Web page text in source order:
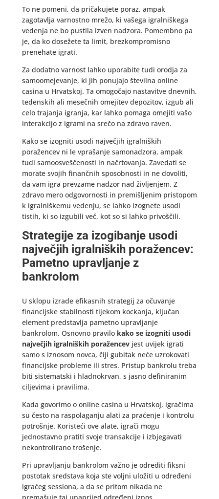
To ne pomeni, da pričakujete poraz, ampak
zagotavlja varnostno mrežo, ki vašega igralniškega
vedenja ne bo pustila izven nadzora. Pomembno pa
je, da ko dosežete ta limit, brezkompromisno
prenehate igrati.
Za dodatno varnost lahko uporabite tudi orodja za
samoomejevanje, ki jih ponujajo številna online
casina u Hrvatskoj. Ta omogočajo nastavitve dnevnih,
tedenskih ali mesečnih omejitev depozitov, izgub ali
celo trajanja igranja, kar lahko pomaga omejiti vašo
interakcijo z igrami na srečo na zdravo raven.
Kako se izogniti usodi največjih igralniških
poražencev ni le vprašanje samonadzora, ampak
tudi samoosveščenosti in načrtovanja. Zavedati se
morate svojih finančnih sposobnosti in ne dovoliti,
da vam igra prevzame nadzor nad življenjem. Z
zdravo mero odgovornosti in premišljenim pristopom
k igralniškemu vedenju, se lahko izognete usodi
tistih, ki so izgubili več, kot so si lahko privoščili.
Strategije za izogibanje usodi
največjih igralniških poražencev:
Pametno upravljanje z
bankrolom
U sklopu izrade efikasnih strategij za očuvanje
financijske stabilnosti tijekom kockanja, ključan
element predstavlja pametno upravljanje
bankrolom. Osnovno pravilo kako se izogniti usodi
največjih igralniških poražencevjest uvijek igrati
samo s iznosom novca, čiji gubitak neće uzrokovati
financijske probleme ili stres. Pristup bankrolu treba
biti sistematski i hladnokrvan, s jasno definiranim
ciljevima i pravilima.
Kada govorimo o online casina u Hrvatskoj, igračima
su često na raspolaganju alati za praćenje i kontrolu
potrošnje. Koristeći ove alate, igrači mogu
jednostavno pratiti svoje transakcije i izbjegavati
nekontrolirano trošenje.
Pri upravljanju bankrolom važno je odrediti fiksni
postotak sredstava koja ste voljni uložiti u određeni
igraćeg sessiona, a da se pritom nikada ne